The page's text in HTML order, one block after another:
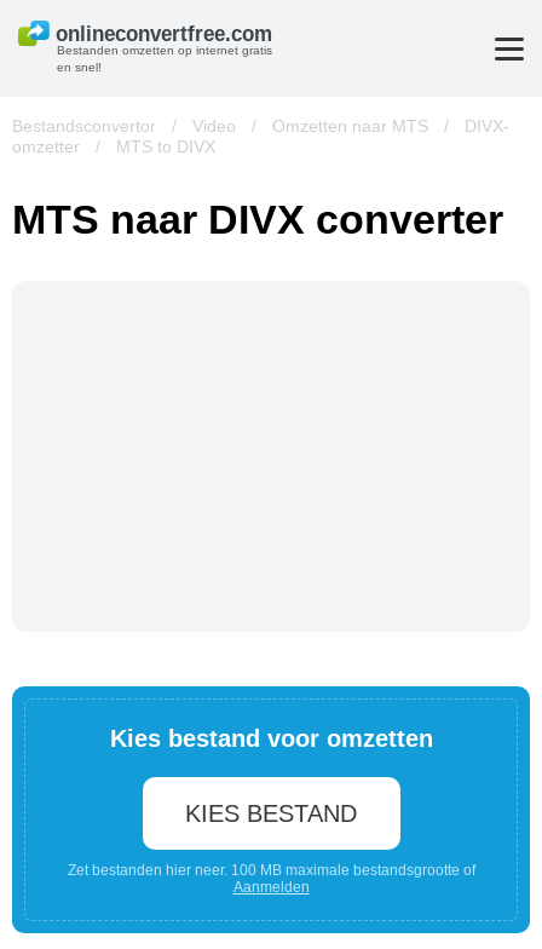
Bestanden omzetten op internet gratis
en snel!
Bestandsconvertor / Video / Omzetten naar MTS /
DIVX-
omzetter
/ MTS to DIVX
MTS naar DIVX converter
Kies bestand voor omzetten
KIES BESTAND
Zet bestanden hier neer. 100 MB maximale bestandsgrootte of
Aanmelden